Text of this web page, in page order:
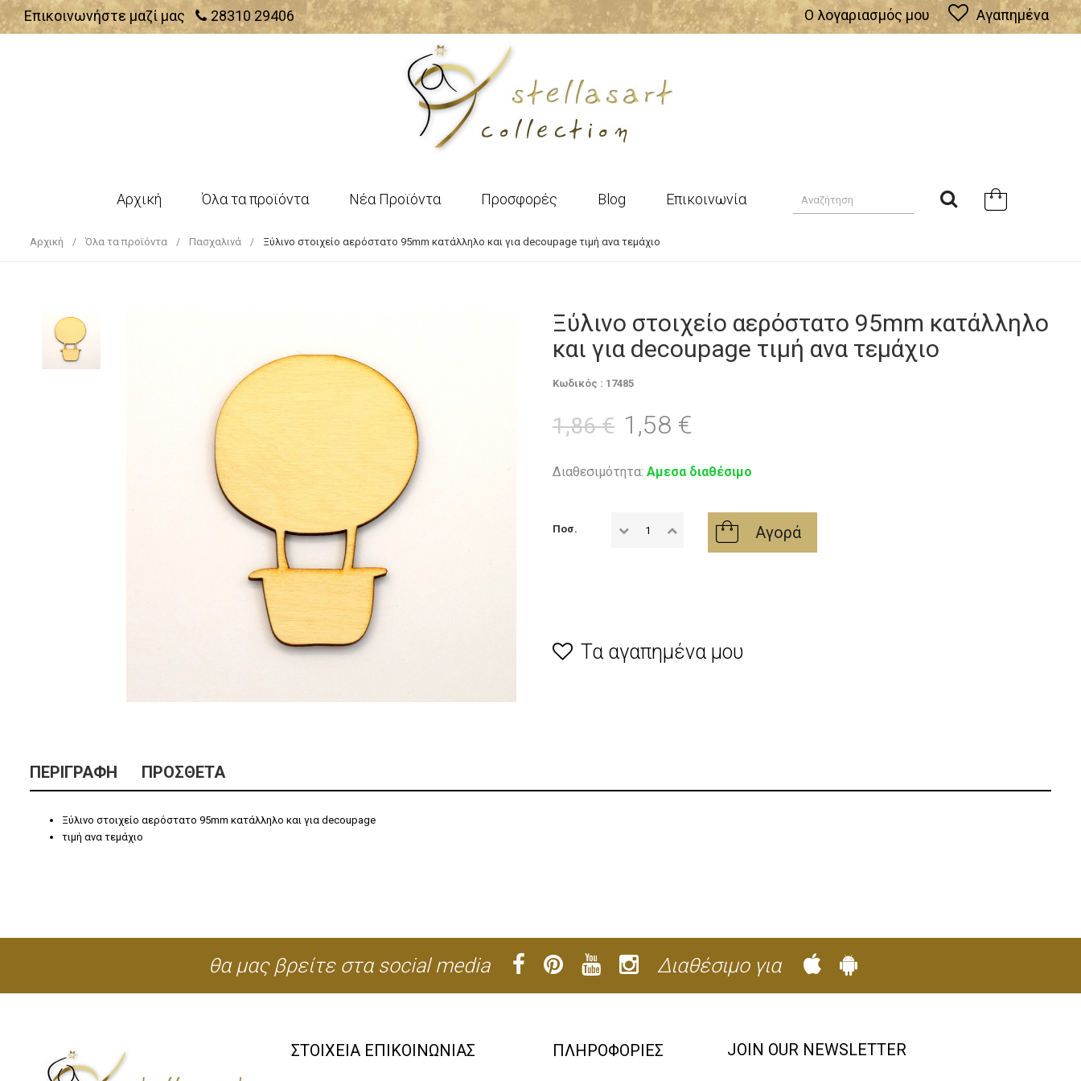
Επικοινωνήστε μαζί μας 28310 29406 Ο λογαριασμός μου Αγαπημένα
Αρχική Όλα τα προϊόντα Νέα Προϊόντα Προσφορές Blog Επικοινωνία
Αρχική Όλα τα προϊόντα Πασχαλινά Ξύλινο στοιχείο αερόστατο 95mm κατάλληλο και για decoupage τιμή ανα τεμάχιο
Ξύλινο στοιχείο αερόστατο 95mm κατάλληλο
και για decoupage τιμή ανα τεμάχιο
Κωδικός : 17485
1,86 € 1,58 €
Διαθεσιμότητα: Αμεσα διαθέσιμο
Ποσ. Αγορά
Τα αγαπημένα μου
ΠΕΡΙΓΡΑΦΉ ΠΡΌΣΘΕΤΑ
Ξύλινο στοιχείο αερόστατο 95mm κατάλληλο και για decoupage
τιμή ανα τεμάχιο
θα μας βρείτε στα social media Διαθέσιμο για
ΣΤΟΙΧΕΙΑ ΕΠΙΚΟΙΝΩΝΙΑΣ ΠΛΗΡΟΦΟΡΙΕΣ JOIN OUR NEWSLETTER